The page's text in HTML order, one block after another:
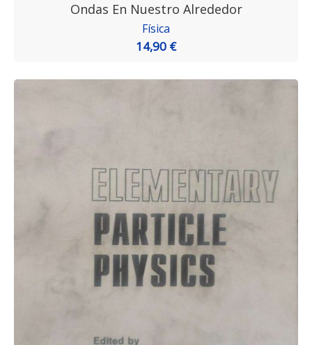
Ondas En Nuestro Alrededor
Física
14,90 €